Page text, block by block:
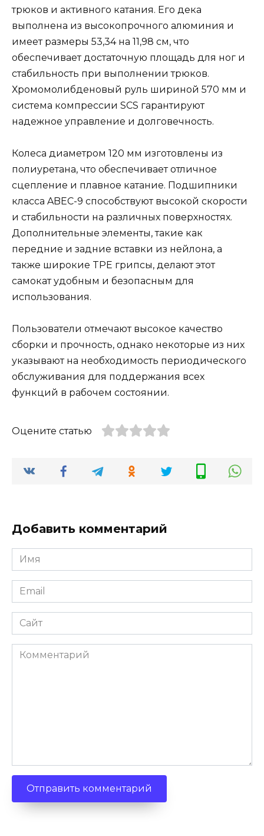
трюков и активного катания. Его дека
выполнена из высокопрочного алюминия и
имеет размеры 53,34 на 11,98 см, что
обеспечивает достаточную площадь для ног и
стабильность при выполнении трюков.
Хромомолибденовый руль шириной 570 мм и
система компрессии SCS гарантируют
надежное управление и долговечность.
Колеса диаметром 120 мм изготовлены из
полиуретана, что обеспечивает отличное
сцепление и плавное катание. Подшипники
класса ABEC-9 способствуют высокой скорости
и стабильности на различных поверхностях.
Дополнительные элементы, такие как
передние и задние вставки из нейлона, а
также широкие TPE грипсы, делают этот
самокат удобным и безопасным для
использования.
Пользователи отмечают высокое качество
сборки и прочность, однако некоторые из них
указывают на необходимость периодического
обслуживания для поддержания всех
функций в рабочем состоянии​.
Оцените статью
Добавить комментарий
Имя
Email
Сайт
Комментарий